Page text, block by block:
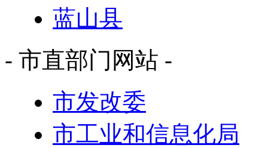
蓝山县
- 市直部门网站 -
市发改委
市工业和信息化局